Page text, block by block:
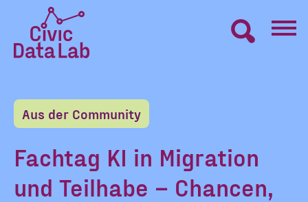
Inhalt
springen
Lab
Startseite
LERNEN
MACHEN
Aus der Community
Fachtag KI in Migration
und Teilhabe – Chancen,